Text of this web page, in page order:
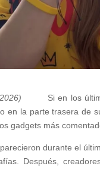
de 2026) Si en los
en la parte trasera de
gadgets más
durante el
Después,